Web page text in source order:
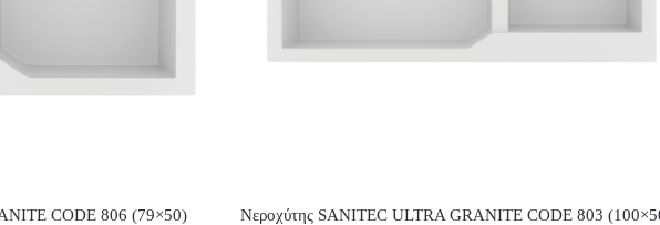
CODE 806 (79×50) Νεροχύτης SANITEC ULTRA GRANITE CODE 803